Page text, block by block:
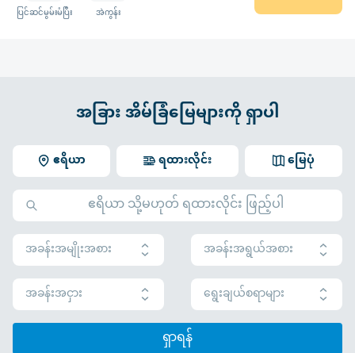
ပြင်ဆင်မွမ်းမံပြီး အဲကွန်း
အခြား အိမ်ခြံမြေများကို ရှာပါ
ဧရိယာ မြေပုံ
ရထားလိုင်း
အခန်းအမျိုးအစား
အခန်းအရွယ်အစား
အခန်းအငှား
ရွေးချယ်စရာများ
ရှာရန်